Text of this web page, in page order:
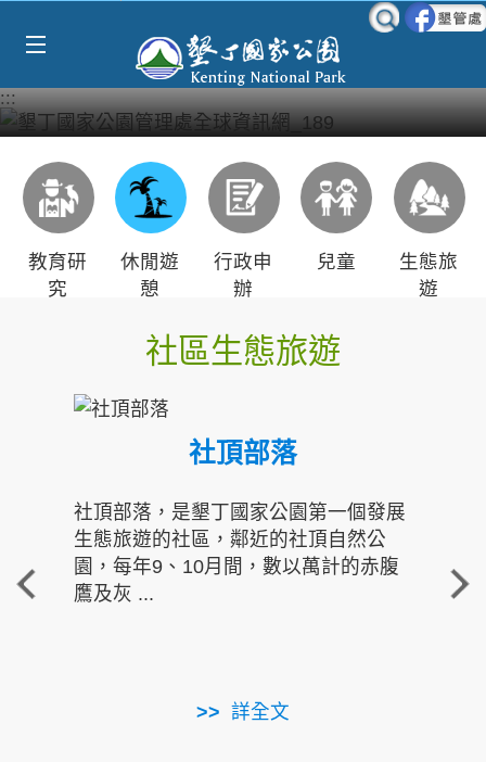
:::
教育研
究
休閒遊
憩
行政申
辦
兒童
生態旅
遊
社區生態旅遊
社頂部落
社頂部落，是墾丁國家公園第一個發展
生態旅遊的社區，鄰近的社頂自然公
園，每年9、10月間，數以萬計的赤腹
鷹及灰 ...
詳全文
重
走進